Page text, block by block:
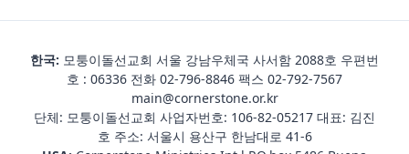
한국: 모퉁이돌선교회 서울 강남우체국 사서함 2088호 우편번
호 : 06336 전화 02-796-8846 팩스 02-792-7567
main@cornerstone.or.kr
단체: 모퉁이돌선교회 사업자번호: 106-82-05217 대표: 김진
호 주소: 서울시 용산구 한남대로 41-6